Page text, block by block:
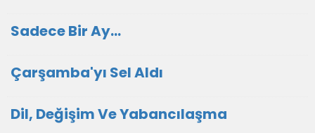
Sadece Bir Ay…
Çarşamba'yı Sel Aldı
Dil, Değişim Ve Yabancılaşma